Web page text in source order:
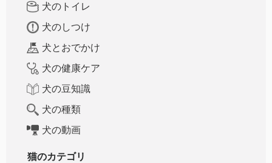
犬のトイレ
犬のしつけ
犬とおでかけ
犬の健康ケア
犬の豆知識
犬の種類
犬の動画
猫のカテゴリ